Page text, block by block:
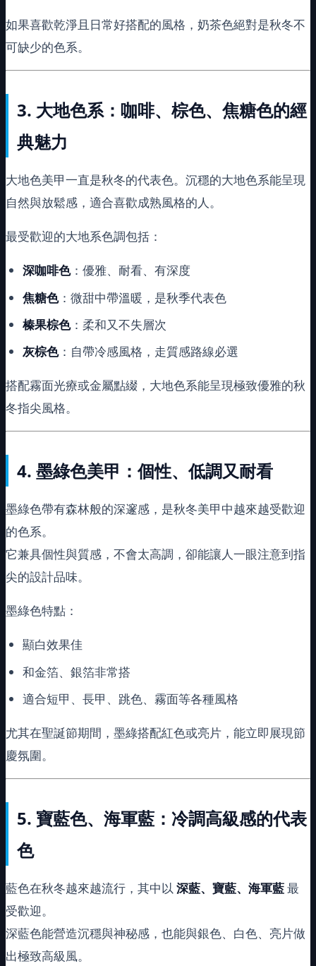
如果喜歡乾淨且日常好搭配的風格，奶茶色絕對是秋冬不
可缺少的色系。
3. 大地色系：咖啡、棕色、焦糖色的經
典魅力
大地色美甲一直是秋冬的代表色。沉穩的大地色系能呈現
自然與放鬆感，適合喜歡成熟風格的人。
最受歡迎的大地系色調包括：
深咖啡色：優雅、耐看、有深度
焦糖色：微甜中帶溫暖，是秋季代表色
榛果棕色：柔和又不失層次
灰棕色：自帶冷感風格，走質感路線必選
搭配霧面光療或金屬點綴，大地色系能呈現極致優雅的秋
冬指尖風格。
4. 墨綠色美甲：個性、低調又耐看
墨綠色帶有森林般的深邃感，是秋冬美甲中越來越受歡迎
的色系。
它兼具個性與質感，不會太高調，卻能讓人一眼注意到指
尖的設計品味。
墨綠色特點：
顯白效果佳
和金箔、銀箔非常搭
適合短甲、長甲、跳色、霧面等各種風格
尤其在聖誕節期間，墨綠搭配紅色或亮片，能立即展現節
慶氛圍。
5. 寶藍色、海軍藍：冷調高級感的代表
色
藍色在秋冬越來越流行，其中以 深藍、寶藍、海軍藍最
受歡迎。
深藍色能營造沉穩與神秘感，也能與銀色、白色、亮片做
出極致高級風。